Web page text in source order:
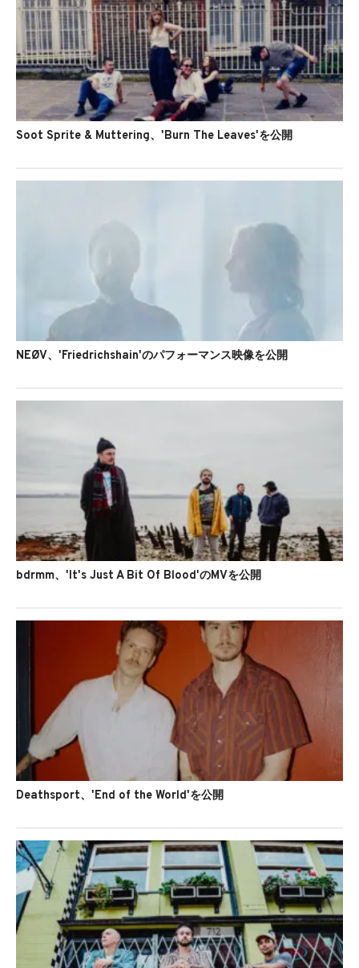
Soot Sprite & Muttering、'Burn The Leaves'を公開
NEØV、'Friedrichshain'のパフォーマンス映像を公開
bdrmm、'It's Just A Bit Of Blood'のMVを公開
Deathsport、'End of the World'を公開